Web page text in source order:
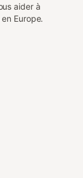
aider à
Europe.